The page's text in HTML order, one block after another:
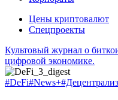
Цены криптовалют
Спецпроекты
Культовый журнал о
цифровой экономике.
#DeFi#News+